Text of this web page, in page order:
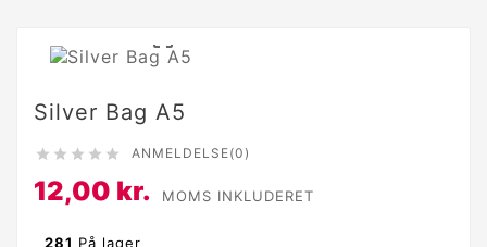

Silver Bag A5
     ANMELDELSE(0)
12,00 kr. MOMS INKLUDERET
281 På lager